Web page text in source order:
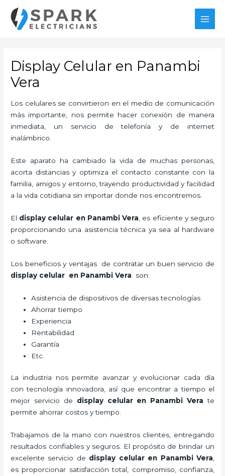
contenido
Display Celular en Panambi
Vera
Los celulares se convirtieron en el medio de comunicación
más importante, nos permite hacer conexión de manera
inmediata, un servicio de telefonía y de internet
inalámbrico.
Este aparato ha cambiado la vida de muchas personas,
acorta distancias y optimiza el contacto constante con la
familia, amigos y entorno, trayendo productividad y facilidad
a la vida cotidiana sin importar donde nos encontremos.
El display celular en Panambi Vera , es eficiente y seguro
proporcionando una asistencia técnica ya sea al hardware
o software.
Los beneficios y ventajas de contratar un buen servicio de
display celular en Panambi Vera son:
Asistencia de dispositivos de diversas tecnologías
Ahorrar tiempo
Experiencia
Rentabilidad
Garantía
Etc.
La industria nos permite avanzar y evolucionar cada día
con tecnología innovadora, así que encontrar a tiempo el
mejor servicio de display celular en Panambi Vera te
permite ahorrar costos y tiempo.
Trabajamos de la mano con nuestros clientes, entregando
resultados confiables y seguros. El propósito de brindar un
excelente servicio de display celularen Panambi Vera
es proporcionar satisfacción total, compromiso, confianza,